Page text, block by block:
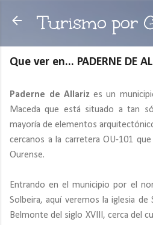
Ir al contenido
Turismo por
Que ver en... PADERNE DE
Paderne de Allarizes un
Maceda que está situado a tan
mayoría de elementos
cercanos a la carretera OU-101
Ourense.
Entrando en el municipio por el
Solbeira, aquí veremos la iglesia de
Belmonte del siglo XVIII, cerca del